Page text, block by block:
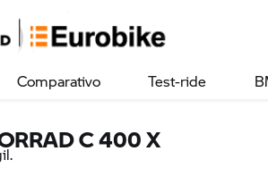
Comparativo Test-ride
C 400 X